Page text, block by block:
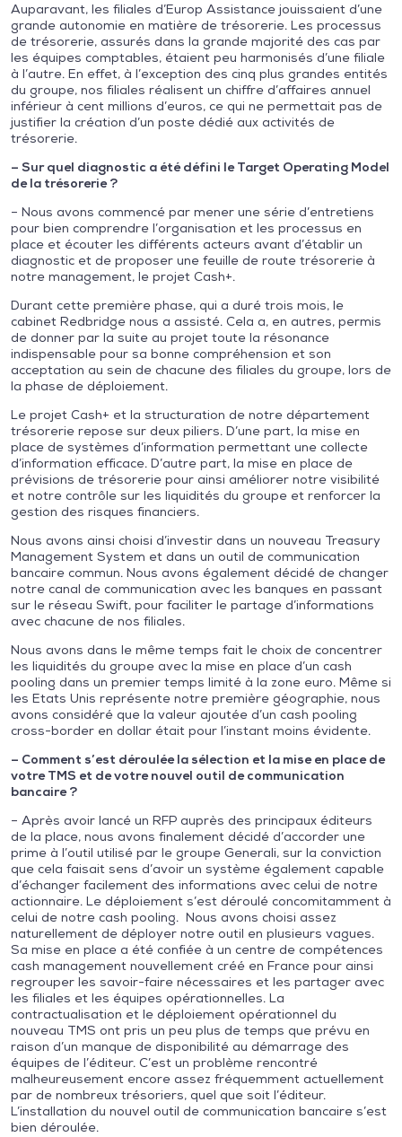
Auparavant, les filiales d’Europ Assistance jouissaient d’une
grande autonomie en matière de trésorerie. Les processus
de trésorerie, assurés dans la grande majorité des cas par
les équipes comptables, étaient peu harmonisés d’une filiale
à l’autre. En effet, à l’exception des cinq plus grandes entités
du groupe, nos filiales réalisent un chiffre d’affaires annuel
inférieur à cent millions d’euros, ce qui ne permettait pas de
justifier la création d’un poste dédié aux activités de
trésorerie.
– Sur quel diagnostic a été défini le Target Operating Model
de la trésorerie ?
– Nous avons commencé par mener une série d’entretiens
pour bien comprendre l’organisation et les processus en
place et écouter les différents acteurs avant d’établir un
diagnostic et de proposer une feuille de route trésorerie à
notre management, le projet Cash+.
Durant cette première phase, qui a duré trois mois, le
cabinet Redbridge nous a assisté. Cela a, en autres, permis
de donner par la suite au projet toute la résonance
indispensable pour sa bonne compréhension et son
acceptation au sein de chacune des filiales du groupe, lors de
la phase de déploiement.
Le projet Cash+ et la structuration de notre département
trésorerie repose sur deux piliers. D’une part, la mise en
place de systèmes d’information permettant une collecte
d’information efficace. D’autre part, la mise en place de
prévisions de trésorerie pour ainsi améliorer notre visibilité
et notre contrôle sur les liquidités du groupe et renforcer la
gestion des risques financiers.
Nous avons ainsi choisi d’investir dans un nouveau Treasury
Management System et dans un outil de communication
bancaire commun. Nous avons également décidé de changer
notre canal de communication avec les banques en passant
sur le réseau Swift, pour faciliter le partage d’informations
avec chacune de nos filiales.
Nous avons dans le même temps fait le choix de concentrer
les liquidités du groupe avec la mise en place d’un cash
pooling dans un premier temps limité à la zone euro. Même si
les Etats Unis représente notre première géographie, nous
avons considéré que la valeur ajoutée d’un cash pooling
cross-border en dollar était pour l’instant moins évidente.
– Comment s’est déroulée la sélection et la mise en place de
votre TMS et de votre nouvel outil de communication
bancaire ?
– Après avoir lancé un RFP auprès des principaux éditeurs
de la place, nous avons finalement décidé d’accorder une
prime à l’outil utilisé par le groupe Generali, sur la conviction
que cela faisait sens d’avoir un système également capable
d’échanger facilement des informations avec celui de notre
actionnaire. Le déploiement s’est déroulé concomitamment à
celui de notre cash pooling. Nous avons choisi assez
naturellement de déployer notre outil en plusieurs vagues.
Sa mise en place a été confiée à un centre de compétences
cash management nouvellement créé en France pour ainsi
regrouper les savoir-faire nécessaires et les partager avec
les filiales et les équipes opérationnelles. La
contractualisation et le déploiement opérationnel du
nouveau TMS ont pris un peu plus de temps que prévu en
raison d’un manque de disponibilité au démarrage des
équipes de l’éditeur. C’est un problème rencontré
malheureusement encore assez fréquemment actuellement
par de nombreux trésoriers, quel que soit l’éditeur.
L’installation du nouvel outil de communication bancaire s’est
bien déroulée.